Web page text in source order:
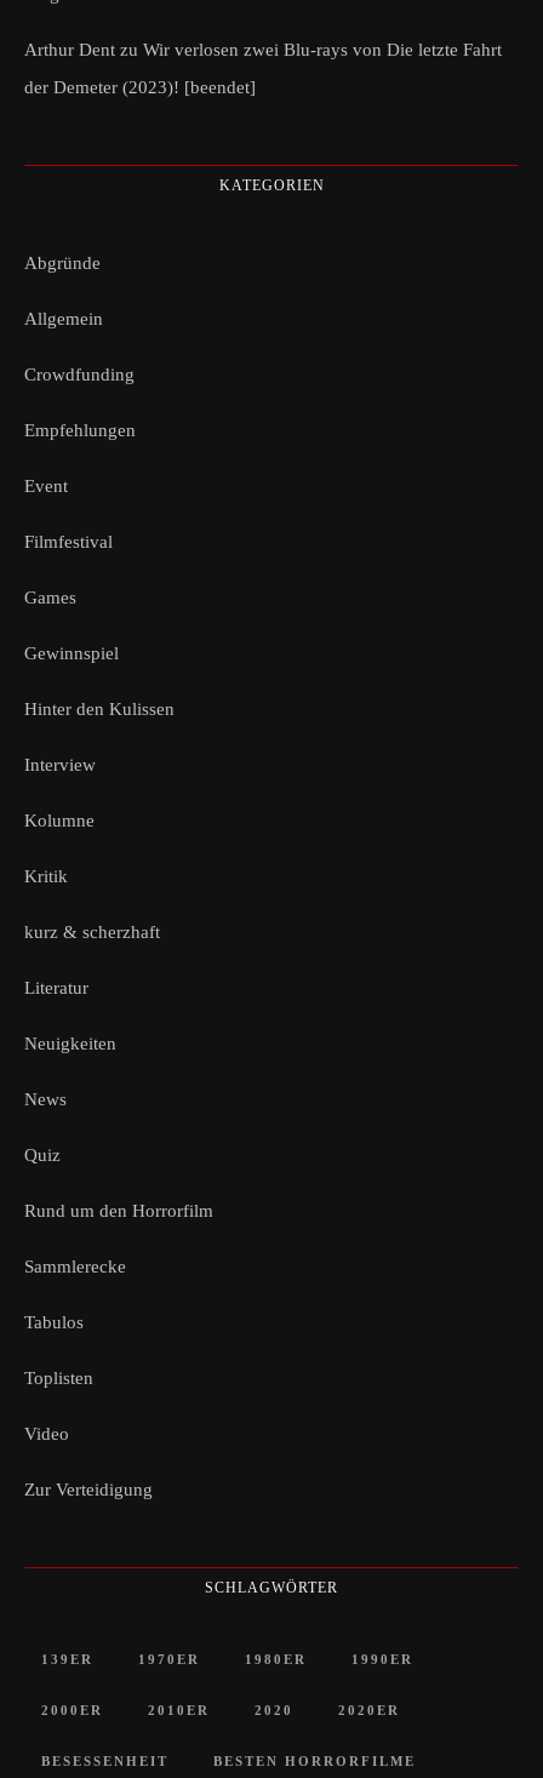
Arthur Dent zu Wir verlosen zwei Blu-rays von Die letzte Fahrt
der Demeter (2023)! [beendet]
KATEGORIEN
Abgründe
Allgemein
Crowdfunding
Empfehlungen
Event
Filmfestival
Games
Gewinnspiel
Hinter den Kulissen
Interview
Kolumne
Kritik
kurz & scherzhaft
Literatur
Neuigkeiten
News
Quiz
Rund um den Horrorfilm
Sammlerecke
Tabulos
Toplisten
Video
Zur Verteidigung
SCHLAGWÖRTER
139ER 1970ER 1980ER 1990ER
2000ER 2010ER 2020 2020ER
BESESSENHEIT BESTEN HORRORFILME